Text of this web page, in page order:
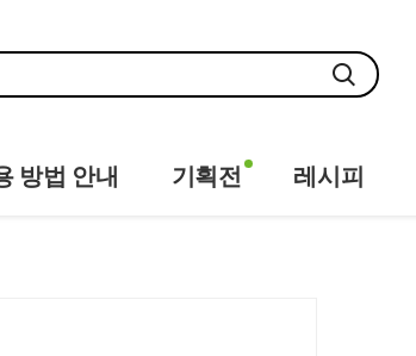
방법 안내 기획전 레시피